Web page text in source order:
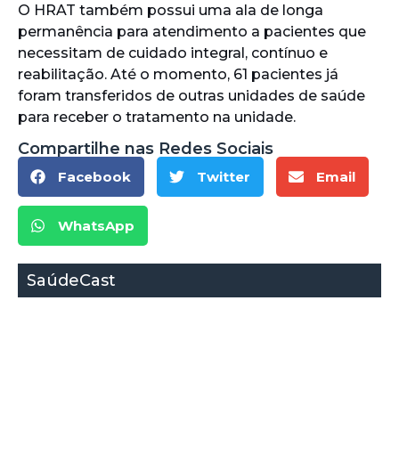
O HRAT também possui uma ala de longa
permanência para atendimento a pacientes que
necessitam de cuidado integral, contínuo e
reabilitação. Até o momento, 61 pacientes já
foram transferidos de outras unidades de saúde
para receber o tratamento na unidade.
Compartilhe nas Redes Sociais
Facebook Twitter Email
WhatsApp
SaúdeCast